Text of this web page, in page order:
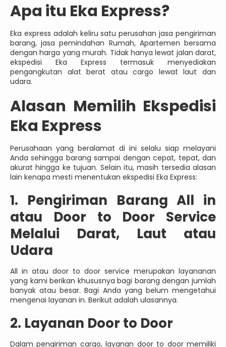
Apa itu Eka Express?
Eka express adalah keliru satu perusahan jasa pengiriman
barang, jasa pemindahan Rumah, Apartemen bersama
dengan harga yang murah. Tidak hanya lewat jalan darat,
ekspedisi Eka Express termasuk menyediakan
pengangkutan alat berat atau cargo lewat laut dan
udara.
Alasan Memilih Ekspedisi
Eka Express
Perusahaan yang beralamat di ini selalu siap melayani
Anda sehingga barang sampai dengan cepat, tepat, dan
akurat hingga ke tujuan. Selain itu, masih tersedia alasan
lain kenapa mesti menentukan ekspedisi Eka Express:
1. Pengiriman Barang All in
atau Door to Door Service
Melalui Darat, Laut atau
Udara
All in atau door to door service merupakan layananan
yang kami berikan khususnya bagi barang dengan jumlah
banyak atau besar. Bagi Anda yang belum mengetahui
mengenai layanan in. Berikut adalah ulasannya.
2. Layanan Door to Door
Dalam pengiriman cargo, layanan door to door memiliki